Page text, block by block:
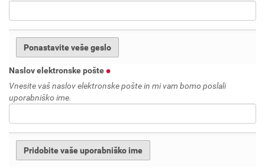
Naslov elektronske pošte
Vnesite vaš naslov elektronske pošte in mi vam bomo poslali
uporabniško ime.